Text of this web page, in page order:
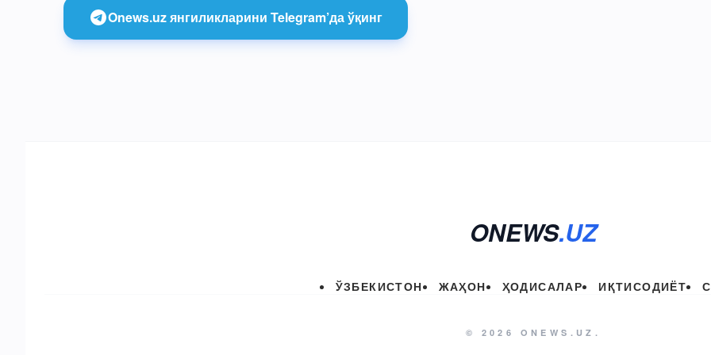
Onews.uz янгиликларини Telegram’да ўқинг
ONEWS.UZ
ЎЗБЕКИСТОН ЖАҲОН ҲОДИСАЛАР ИҚТИСОДИЁТ
© 2026 ONEWS.UZ.